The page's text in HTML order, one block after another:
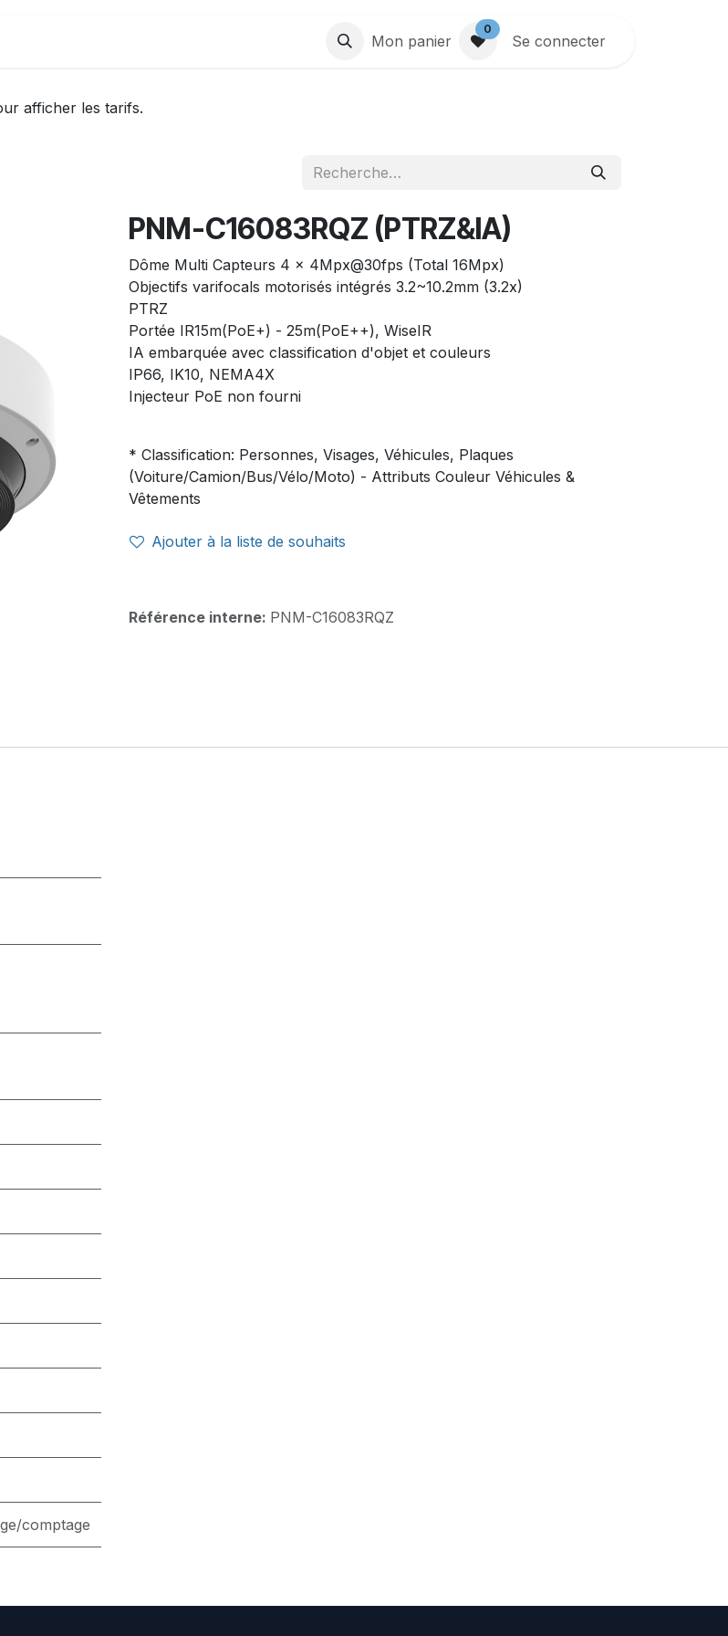
Mon panier
0
Se connecter
afficher les tarifs.
PNM-C16083RQZ (PTRZ&IA)
Dôme Multi Capteurs 4 x 4Mpx@30fps (Total 16Mpx)
Objectifs varifocals motorisés intégrés 3.2~10.2mm (3.2x)
PTRZ
Portée IR15m(PoE+) - 25m(PoE++), WiseIR
IA embarquée avec classification d'objet et couleurs
IP66, IK10, NEMA4X
Injecteur PoE non fourni
* Classification: Personnes, Visages, Véhicules, Plaques
(Voiture/Camion/Bus/Vélo/Moto) - Attributs Couleur Véhicules &
Vêtements
Ajouter à la liste de souhaits
Référence interne: PNM-C16083RQZ
comptage